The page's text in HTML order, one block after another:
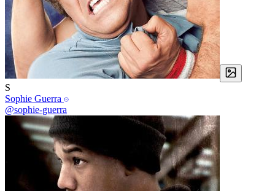
S
Sophie Guerra
@sophie-guerra